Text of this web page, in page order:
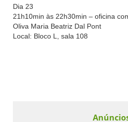
Dia 23
21h10min às 22h30min – oficina
Oliva Maria Beatriz Dal Pont
Local: Bloco L, sala 108